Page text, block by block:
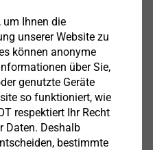
2 MB
201 KB
961 KB
um Ihnen die
unserer Website zu
können anonyme
über Sie,
genutzte Geräte
so funktioniert, wie
respektiert Ihr Recht
Daten. Deshalb
bestimmte